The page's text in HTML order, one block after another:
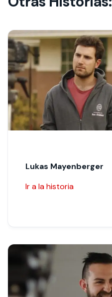
Lukas Mayenberger
Ir a la historia